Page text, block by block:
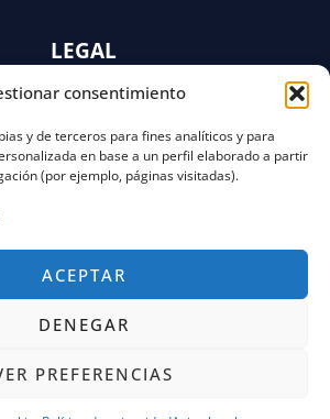
consentimiento
y de terceros para fines analíticos y para
en base a un perfil elaborado a partir
(por ejemplo, páginas visitadas).
ACEPTAR
DENEGAR
PREFERENCIAS
LEGAL
AVISO LEGAL
AVISO DE PRIVACIDAD
POLÍTICA DE COOKIES